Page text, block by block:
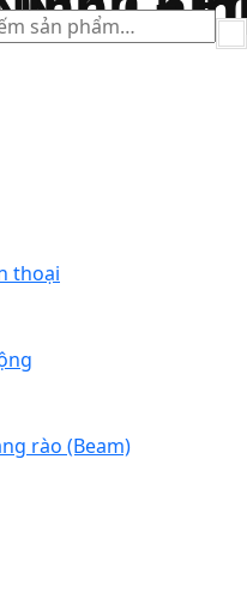
thoại
rào (Beam)